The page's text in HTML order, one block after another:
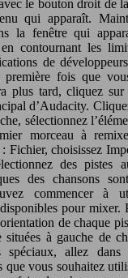
le bouton droit de
qui apparaît.
la fenêtre qui
contournant les
de
fois que
plus tard, cliquez
d’Audacity.
sélectionnez
morceau à
Fichier, choisissez
des pistes
des chansons
commencer à
pour mixer.
de chaque
situées à gauche de
spéciaux, allez
que vous souhaitez